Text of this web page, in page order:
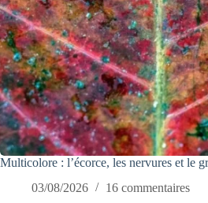
Multicolore : l’écorce, les nervures et le
03/08/2026
16 commentaires